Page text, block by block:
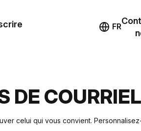
FR
DE COURRIEL
celui qui vous convient.